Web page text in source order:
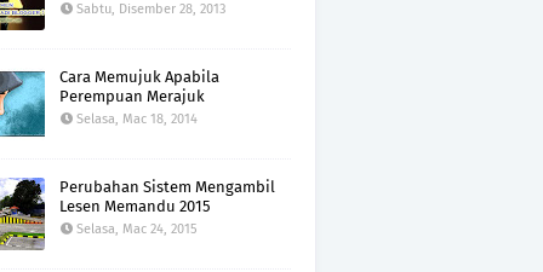
Sabtu, Disember 28, 2013
Cara Memujuk Apabila
Perempuan Merajuk
Selasa, Mac 18, 2014
Perubahan Sistem Mengambil
Lesen Memandu 2015
Selasa, Mac 24, 2015